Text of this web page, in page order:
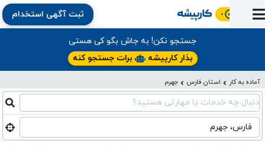
آماده
به
کار
استخدام
شده‌ها
نظر
ارتقای
شغلی
آموزشی
مقاله
کتاب
فایل‌و‌قالب
نرم‌افزار
اخبار
استخدام
بلاگ
کارپیشه
جستجوی
کارجویان
(رزومه)
بخش
کارفرمایان
ثبت آگهی استخدام
جستجو نکن! به جاش بگو کی هستی
بذار کارپیشه
برات جستجو کنه
آماده به کار استان فارس جهرم
دنبال چه خدمات یا مهارتی هستید؟
فارس، جهرم